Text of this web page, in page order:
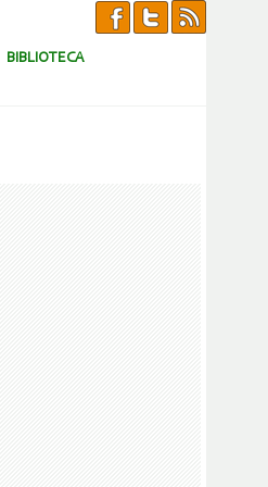
BIBLIOTECA